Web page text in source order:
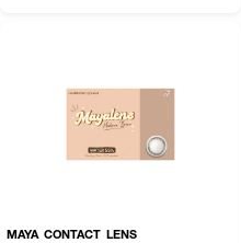
MAYA CONTACT LENS